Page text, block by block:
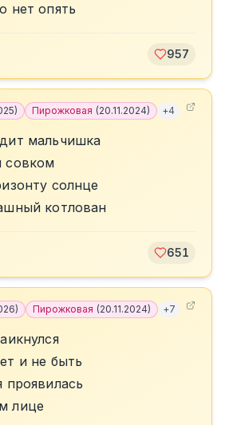
нет опять
957
) Пирожковая (20.11.2024) +4
мальчишка
совком
солнце
котлован
651
) Пирожковая (20.11.2024) +7
и не быть
проявилась
лице